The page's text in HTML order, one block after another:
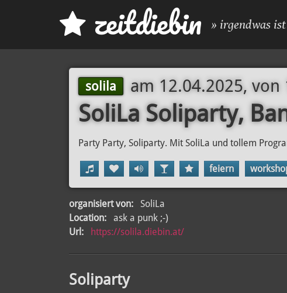
zeitdiebin » irgendwas
solila am 12.04.2025, von
SoliLa Soliparty,
Party Party, Soliparty. Mit SoliLa und tollem
feiern
organisiert von:
SoliLa
Location:
ask a punk ;-)
Url:
https://solila.diebin.at/
Soliparty